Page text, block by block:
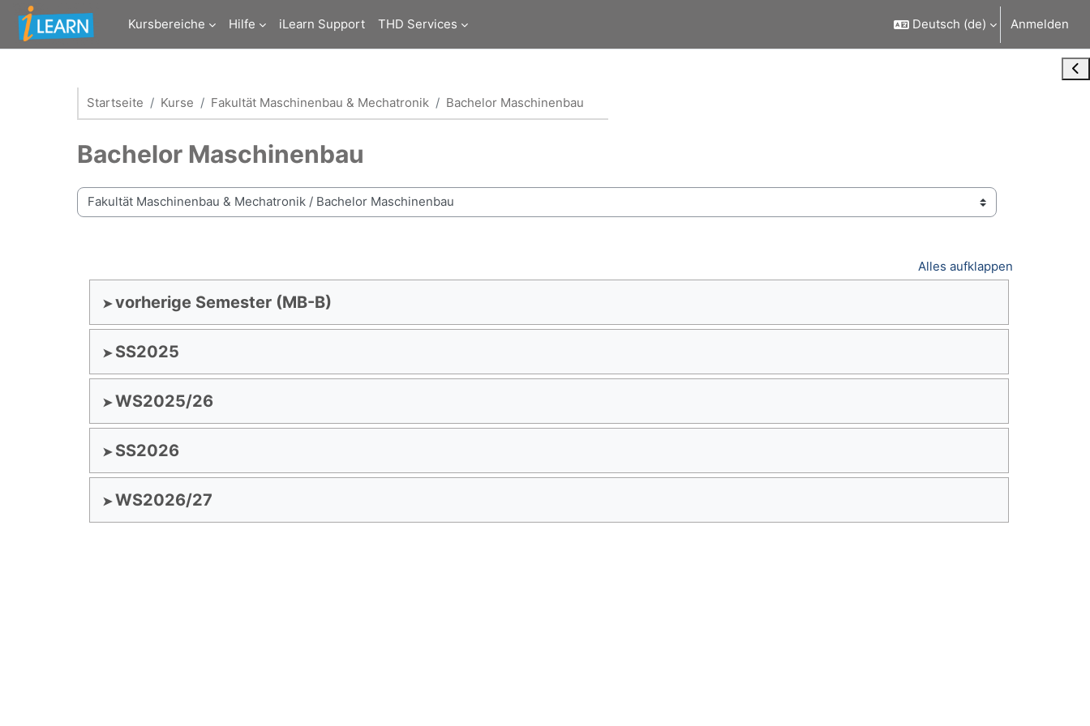
Zum Hauptinhalt
Kursbereiche
Hilfe iLearn Support THD Services Deutsch ‎(de)‎ Anmelden
Startseite Kurse Fakultät Maschinenbau & Mechatronik Bachelor Maschinenbau
Bachelor Maschinenbau
Kursbereiche
Alles aufklappen
vorherige Semester (MB-B)
SS2025
WS2025/26
SS2026
WS2026/27